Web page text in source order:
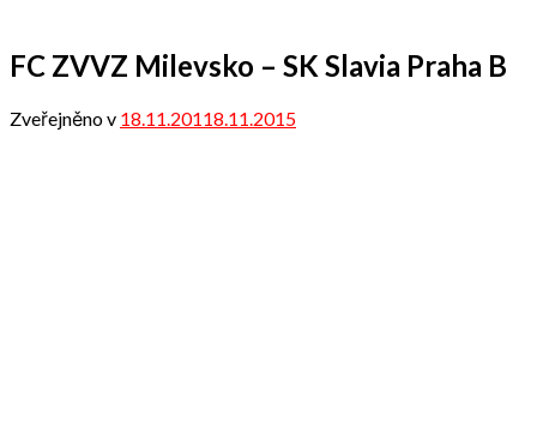
FC ZVVZ Milevsko – SK Slavia Praha B
Zveřejněno v 18.11.20118.11.2015